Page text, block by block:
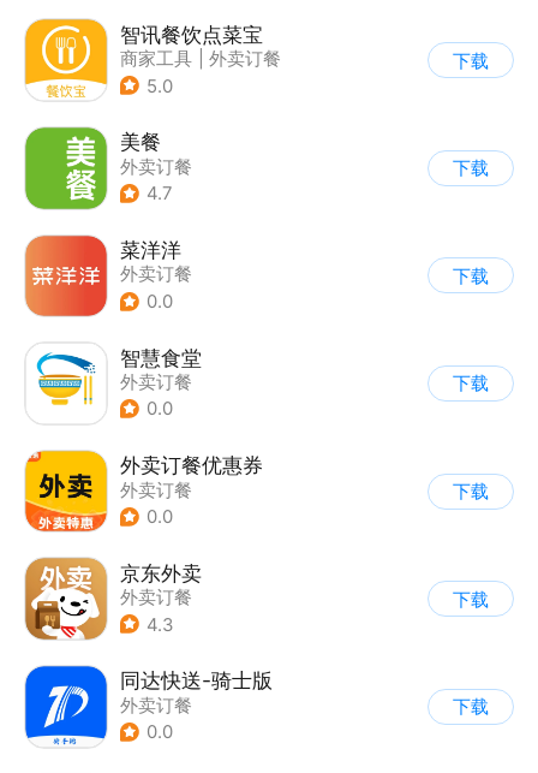
智讯餐饮点菜宝
商家工具
外卖订餐
5.0
下载
美餐
外卖订餐
4.7
下载
菜洋洋
外卖订餐
0.0
下载
智慧食堂
外卖订餐
0.0
下载
外卖订餐优惠券
外卖订餐
0.0
下载
京东外卖
外卖订餐
4.3
下载
同达快送-骑士版
外卖订餐
0.0
下载